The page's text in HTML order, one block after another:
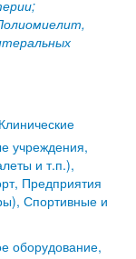
учреждения,
и т.п.),
Предприятия
Спортивные и
оборудование,